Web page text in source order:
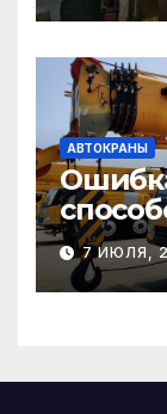
АВТОКРАНЫ
Ошибка
7 ИЮЛЯ,